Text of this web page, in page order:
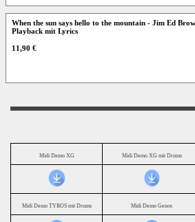
When the sun says hello to the mountain - Jim Ed
Playback mit Lyrics
11,90 €
Midi Demo XG Midi Demo XG mit Drums
Midi Demo TYROS mit Drums Midi Demo Genos